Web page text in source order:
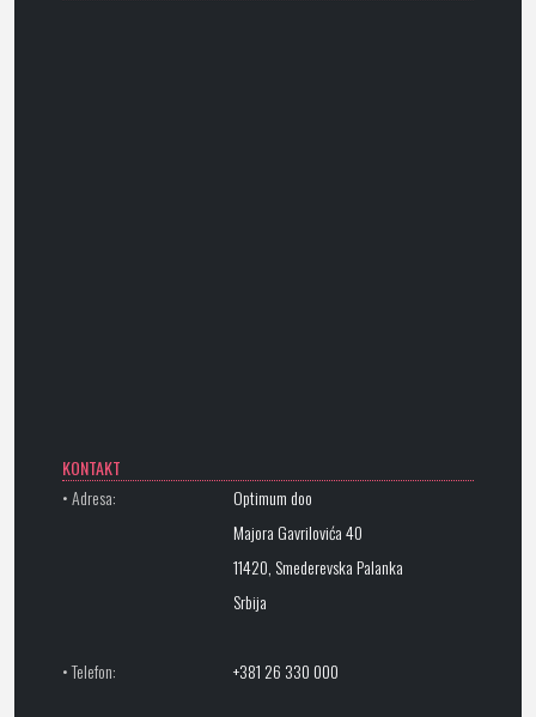
KONTAKT
• Adresa:
Optimum doo
Majora Gavrilovića 40
11420, Smederevska Palanka
Srbija
• Telefon: +381 26 330 000